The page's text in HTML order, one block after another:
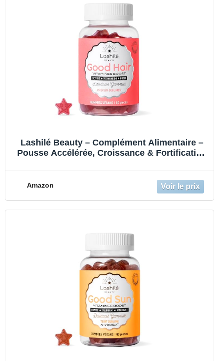
Lashilé Beauty – Complément Alimentaire –
Pousse Accélérée, Croissance & Fortification
Amazon